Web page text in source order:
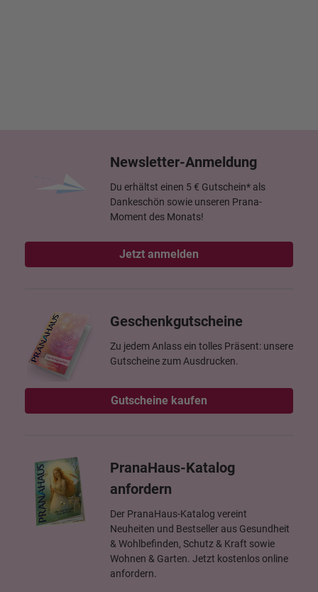
Newsletter-Anmeldung
Du erhältst einen 5 € Gutschein* als
Dankeschön sowie unseren Prana-
Moment des Monats!
Jetzt anmelden
Geschenkgutscheine
Zu jedem Anlass ein tolles Präsent: unsere
Gutscheine zum Ausdrucken.
Gutscheine kaufen
PranaHaus-Katalog
anfordern
Der PranaHaus-Katalog vereint
Neuheiten und Bestseller aus Gesundheit
& Wohlbefinden, Schutz & Kraft sowie
Wohnen & Garten. Jetzt kostenlos online
anfordern.